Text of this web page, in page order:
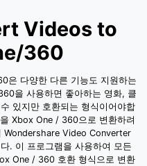
Videos to
360
은 다양한 다른 기능도 지원하는
을 사용하면 좋아하는 영화, 클
있지만 호환되는 형식이어야합
Xbox One / 360으로 변환하려
Wondershare Video Converter
. 이 프로그램을 사용하여 모든
One / 360 호환 형식으로 변환